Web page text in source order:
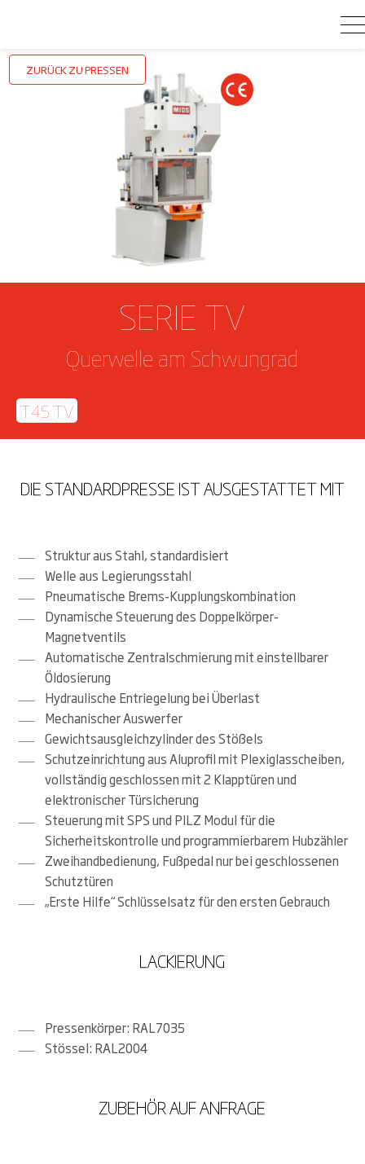
ZURÜCK ZU PRESSEN
SERIE TV
Querwelle am Schwungrad
T45 TV
DIE STANDARDPRESSE IST AUSGESTATTET MIT
Struktur aus Stahl, standardisiert
Welle aus Legierungsstahl
Pneumatische Brems-Kupplungskombination
Dynamische Steuerung des Doppelkörper-
Magnetventils
Automatische Zentralschmierung mit einstellbarer
Öldosierung
Hydraulische Entriegelung bei Überlast
Mechanischer Auswerfer
Gewichtsausgleichzylinder des Stößels
Schutzeinrichtung aus Aluprofil mit Plexiglasscheiben,
vollständig geschlossen mit 2 Klapptüren und
elektronischer Türsicherung
Steuerung mit SPS und PILZ Modul für die
Sicherheitskontrolle und programmierbarem Hubzähler
Zweihandbedienung, Fußpedal nur bei geschlossenen
Schutztüren
„Erste Hilfe“ Schlüsselsatz für den ersten Gebrauch
LACKIERUNG
Pressenkörper: RAL7035
Stössel: RAL2004
ZUBEHÖR AUF ANFRAGE